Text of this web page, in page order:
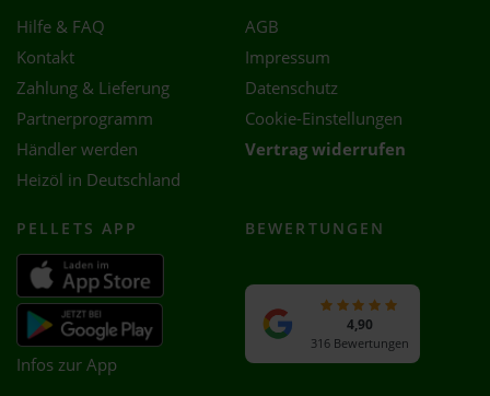
Hilfe & FAQ
Kontakt
Zahlung & Lieferung
Partnerprogramm
Händler werden
Heizöl in Deutschland
AGB
Impressum
Datenschutz
Cookie-Einstellungen
Vertrag widerrufen
PELLETS APP
Infos zur App
BEWERTUNGEN
4,90
316 Bewertungen